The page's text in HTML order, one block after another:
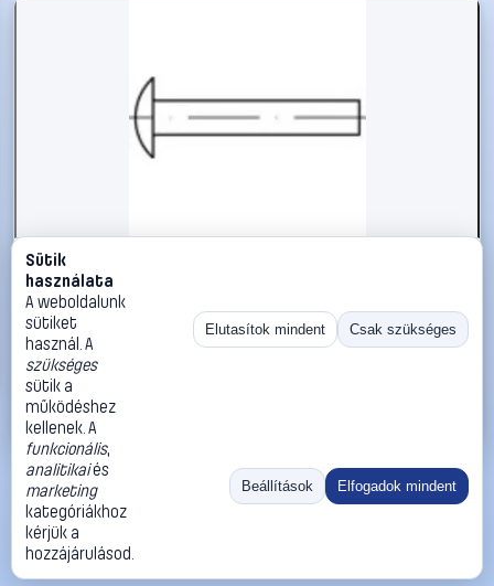
#112353
TOOLCRAFT 112353 Lapos kerek szegecs (Ø x H) 4 mm x 8
mm Acél 1000 db
TOOLCRAFT Szegecsek
13 990 Ft
Kosárba
«
Ugrás:
Méret:
Rendezés:
©2026
ThermoScope
ÁSZF
Cégbemutató
Sütik
használata
A weboldalunk
sütiket
használ. A
szükséges
sütik a
működéshez
kellenek. A
funkcionális,
analitikaiés
marketing
kategóriákhoz
kérjük a
hozzájárulásod.
Elutasítok mindent Csak szükséges
Beállítások Elfogadok mindent